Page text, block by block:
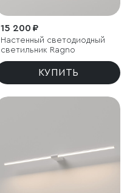
15 200 ₽
Настенный светодиодный
светильник Ragno
КУПИТЬ